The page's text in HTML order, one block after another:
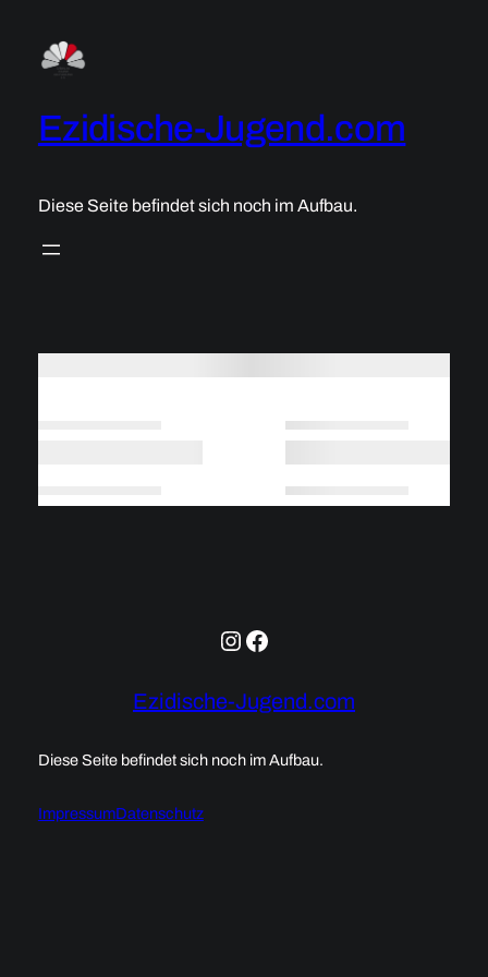
springen
Ezidische-Jugend.com
Diese Seite befindet sich noch im Aufbau.
Instagram
Facebook
Ezidische-Jugend.com
Diese Seite befindet sich noch im Aufbau.
ImpressumDatenschutz